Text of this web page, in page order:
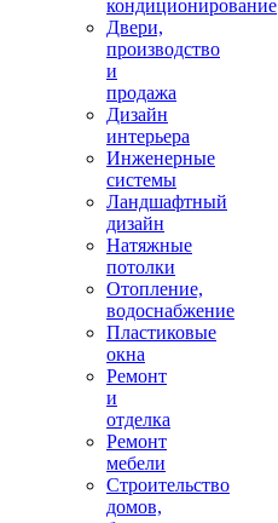
кондиционирование
Двери,
производство
и
продажа
Дизайн
интерьера
Инженерные
системы
Ландшафтный
дизайн
Натяжные
потолки
Отопление,
водоснабжение
Пластиковые
окна
Ремонт
и
отделка
Ремонт
мебели
Строительство
домов,